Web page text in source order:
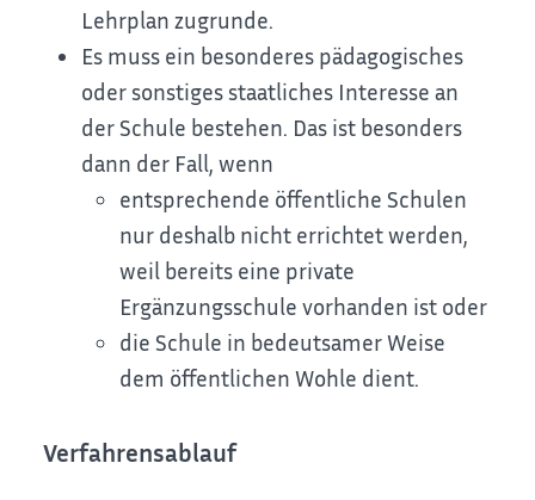
Lehrplan zugrunde.
Es muss ein besonderes pädagogisches
oder sonstiges staatliches Interesse an
der Schule bestehen. Das ist besonders
dann der Fall, wenn
entsprechende öffentliche Schulen
nur deshalb nicht errichtet werden,
weil bereits eine private
Ergänzungsschule vorhanden ist oder
die Schule in bedeutsamer Weise
dem öffentlichen Wohle dient.
Verfahrensablauf